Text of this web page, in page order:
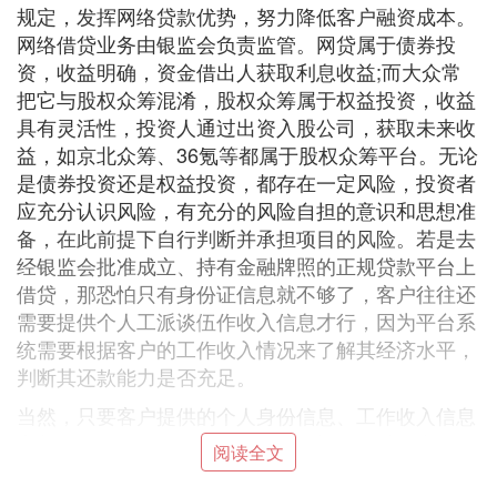
规定，发挥网络贷款优势，努力降低客户融资成本。
网络借贷业务由银监会负责监管。网贷属于债券投
资，收益明确，资金借出人获取利息收益;而大众常
把它与股权众筹混淆，股权众筹属于权益投资，收益
具有灵活性，投资人通过出资入股公司，获取未来收
益，如京北众筹、36氪等都属于股权众筹平台。无论
是债券投资还是权益投资，都存在一定风险，投资者
应充分认识风险，有充分的风险自担的意识和思想准
备，在此前提下自行判断并承担项目的风险。若是去
经银监会批准成立、持有金融牌照的正规贷款平台上
借贷，那恐怕只有身份证信息就不够了，客户往往还
需要提供个人工派谈伍作收入信息才行，因为平台系
统需要根据客户的工作收入情况来了解其经济水平，
判断其还款能力是否充足。
当然，只要客户提供的个人身份信息、工作收入信息
完善全面，平台评判出客户具备按期偿还贷款本息的
能力；以及本人信用良好，征信（大数据）里没有不
阅读全文